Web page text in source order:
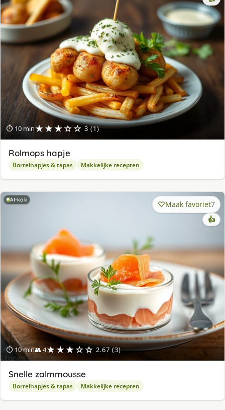
⏱ 10 min★★★☆☆ 3 (1)
Rolmops hapje
Borrelhapjes & tapas Makkelijke recepten
AI-kok
⏱ 10 min👥 4★★★☆☆ 2.67 (3)
Maak favoriet7
👍
Snelle zalmmousse
Borrelhapjes & tapas Makkelijke recepten